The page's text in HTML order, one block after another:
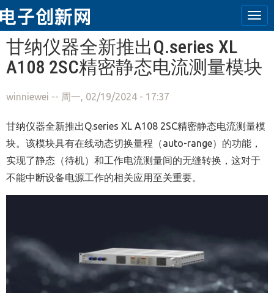
跳转到主要内容
甘纳仪器全新推出Q.series XL
A108 2SC精密静态电流测量模块
winniewei -- 周一, 02/19/2024 - 17:37
甘纳仪器全新推出Q.series XL A108 2SC精密静态电流测量模
块。该模块具有在线动态切换量程（auto-range）的功能，
实现了静态（待机）和工作电流测量间的无缝转换，这对于
不能中断设备电源工作的相关应用至关重要。